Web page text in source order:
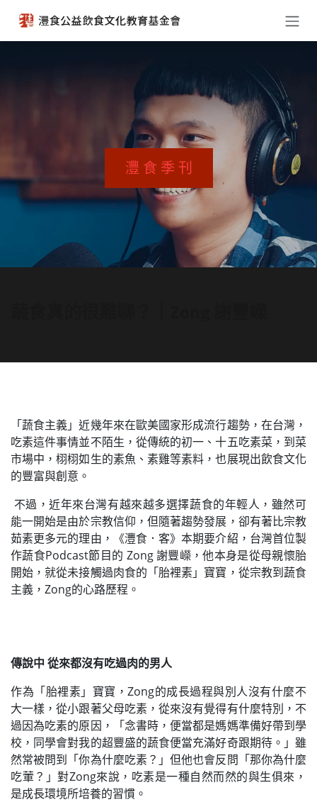
灃 食 季 刊
「蔬食主義」近幾年來在歐美國家形成流行趨勢，在台灣，
吃素這件事情並不陌生，從傳統的初一、十五吃素菜，到菜
市場中，栩栩如生的素魚、素雞等素料，也展現出飲食文化
的豐富與創意。
不過，近年來台灣有越來越多選擇蔬食的年輕人，雖然可
能一開始是由於宗教信仰，但隨著趨勢發展，卻有著比宗教
茹素更多元的理由，《灃食．客》本期要介紹，台灣首位製
作蔬食Podcast節目的 Zong 謝豐嶸，他本身是從母親懷胎
開始，就從未接觸過肉食的「胎裡素」寶寶，從宗教到蔬食
主義，Zong的心路歷程。
傳說中 從來都沒有吃過肉的男人
作為「胎裡素」寶寶，Zong的成長過程與別人沒有什麼不
大一樣，從小跟著父母吃素，從來沒有覺得有什麼特別，不
過因為吃素的原因，「念書時，便當都是媽媽準備好帶到學
校，同學會對我的超豐盛的蔬食便當充滿好奇跟期待。」雖
然常被問到「你為什麼吃素？」但他也會反問「那你為什麼
吃葷？」對Zong來說，吃素是一種自然而然的與生俱來，
是成長環境所培養的習慣。